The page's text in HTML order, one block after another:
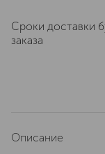
Сроки доставки
заказа
Описание